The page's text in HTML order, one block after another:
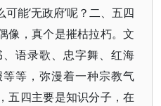
能‘无政府’呢？二、五四
像，真个是摧枯拉朽。文
语录歌、忠字舞、红海
等，弥漫着一种宗教气
五四主要是知识分子，在